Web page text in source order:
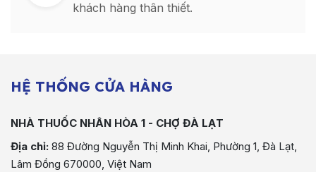
khách hàng thân thiết.
HỆ THỐNG CỬA HÀNG
NHÀ THUỐC NHÂN HÒA 1 - CHỢ ĐÀ LẠT
Địa chỉ: 88 Đường Nguyễn Thị Minh Khai, Phường 1, Đà Lạt,
Lâm Đồng 670000, Việt Nam